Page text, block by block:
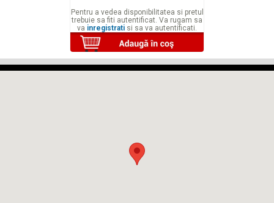
Pentru a vedea disponibilitatea si pretul
trebuie sa fiti autentificat. Va rugam sa
va inregistrati si sa va autentificati.